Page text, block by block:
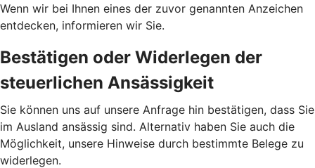
Wenn wir bei Ihnen eines der zuvor genannten Anzeichen
entdecken, informieren wir Sie.
Bestätigen oder Widerlegen der
steuerlichen Ansässigkeit
Sie können uns auf unsere Anfrage hin bestätigen, dass Sie
im Ausland ansässig sind. Alternativ haben Sie auch die
Möglichkeit, unsere Hinweise durch bestimmte Belege zu
widerlegen.